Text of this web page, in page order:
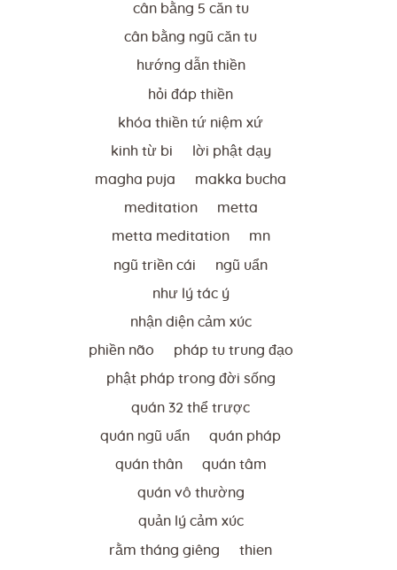
cân bằng 5 căn tu
cân bằng ngũ căn tu
hướng dẫn thiền
hỏi đáp thiền
khóa thiền tứ niệm xứ
kinh từ bi lời phật dạy
magha puja makka bucha
meditation metta
metta meditation mn
ngũ triền cái ngũ uẩn
như lý tác ý
nhận diện cảm xúc
phiền não pháp tu trung đạo
phật pháp trong đời sống
quán 32 thể trược
quán ngũ uẩn quán pháp
quán thân quán tâm
quán vô thường
quản lý cảm xúc
rằm tháng giêng thien